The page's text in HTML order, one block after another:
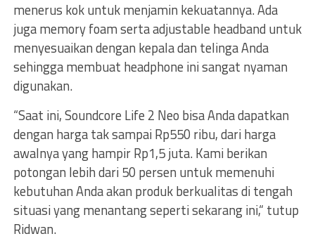
menerus kok untuk menjamin kekuatannya. Ada
juga memory foam serta adjustable headband untuk
menyesuaikan dengan kepala dan telinga Anda
sehingga membuat headphone ini sangat nyaman
digunakan.
“Saat ini, Soundcore Life 2 Neo bisa Anda dapatkan
dengan harga tak sampai Rp550 ribu, dari harga
awalnya yang hampir Rp1,5 juta. Kami berikan
potongan lebih dari 50 persen untuk memenuhi
kebutuhan Anda akan produk berkualitas di tengah
situasi yang menantang seperti sekarang ini,“ tutup
Ridwan.